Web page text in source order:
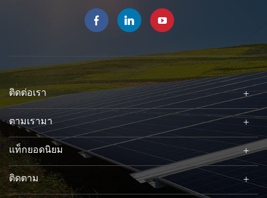
ติดต่อเรา
ตามเรามา
แท็กยอดนิยม
ติดตาม